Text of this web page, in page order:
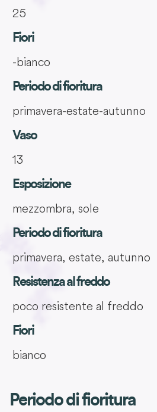
25
Fiori
-bianco
Periodo di fioritura
primavera-estate-autunno
Vaso
13
Esposizione
mezzombra, sole
Periodo di fioritura
primavera, estate, autunno
Resistenza al freddo
poco resistente al freddo
Fiori
bianco
Periodo di fioritura